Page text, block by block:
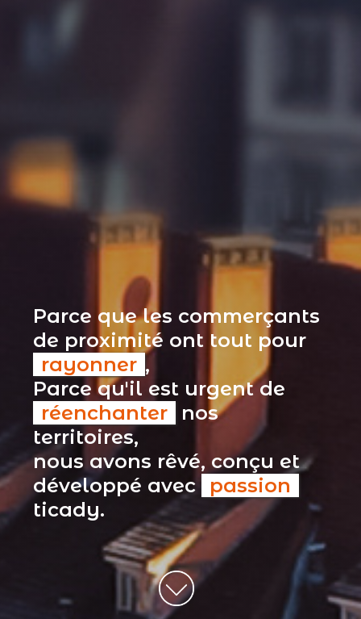
Parce que les commerçants
de proximité ont tout pour
rayonner ,
Parce qu'il est urgent de
réenchanter
nos
territoires,
nous avons rêvé, conçu et
développé avec passion
ticady.